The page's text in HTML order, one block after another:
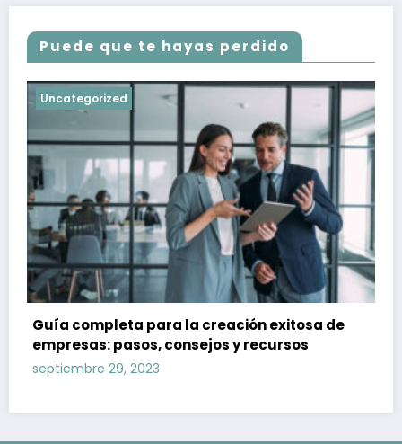
Puede que te hayas perdido
Uncategorized
Guía completa para la creación exitosa de
empresas: pasos, consejos y recursos
septiembre 29, 2023